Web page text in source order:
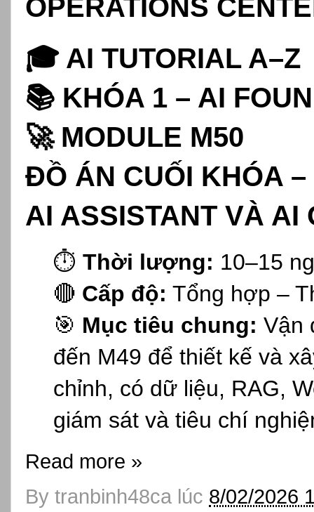
OPERATIONS
🎓 AI TUTORIAL A–Z
📚 KHÓA 1 – AI
🚀 MODULE M50
ĐỒ ÁN CUỐI KHÓA
AI ASSISTANT VÀ AI
⏱️ Thời lượng: 10–15
🔴 Cấp độ: Tổng hợp –
🎯 Mục tiêu chung: Vận
đến M49 để thiết kế và
chỉnh, có dữ liệu, RAG,
giám sát và tiêu chí
Read more »
By tranbinh48ca lúc 8/02/2026